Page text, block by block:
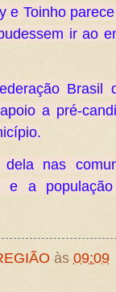
e Toinho
ir ao
Brasil
a pré-
dela nas
e a
às 09:09